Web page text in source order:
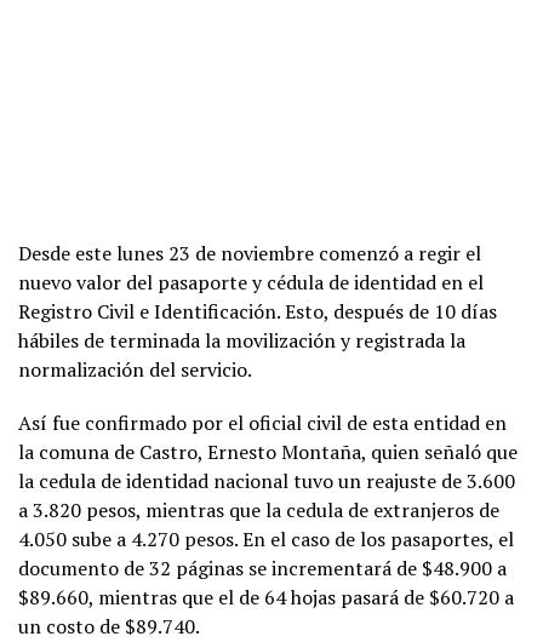
Desde este lunes 23 de noviembre comenzó a regir el
nuevo valor del pasaporte y cédula de identidad en el
Registro Civil e Identificación. Esto, después de 10 días
hábiles de terminada la movilización y registrada la
normalización del servicio.
Así fue confirmado por el oficial civil de esta entidad en
la comuna de Castro, Ernesto Montaña, quien señaló que
la cedula de identidad nacional tuvo un reajuste de 3.600
a 3.820 pesos, mientras que la cedula de extranjeros de
4.050 sube a 4.270 pesos. En el caso de los pasaportes, el
documento de 32 páginas se incrementará de $48.900 a
$89.660, mientras que el de 64 hojas pasará de $60.720 a
un costo de $89.740.